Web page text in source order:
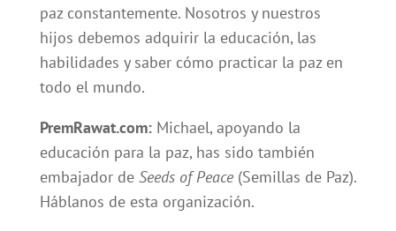
paz constantemente. Nosotros y nuestros
hijos debemos adquirir la educación, las
habilidades y saber cómo practicar la paz en
todo el mundo.
PremRawat.com:Michael, apoyando la
educación para la paz, has sido también
embajador de Seeds of Peace (Semillas de Paz).
Háblanos de esta organización.